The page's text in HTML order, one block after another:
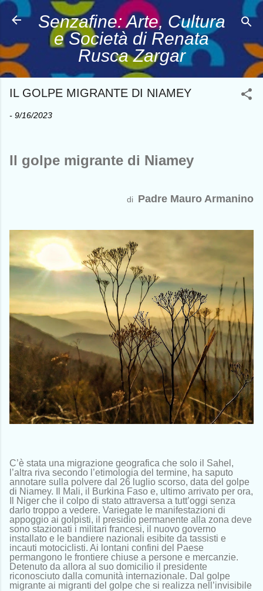
Passa ai contenuti principali
Senzafine: Arte, Cultura
e Società di Renata
Rusca Zargar
IL GOLPE MIGRANTE DI NIAMEY
- 9/16/2023
Il golpe migrante di Niamey
di Padre Mauro Armanino
C’è stata una migrazione geografica che solo il Sahel,
l’altra riva secondo l’etimologia del termine, ha saputo
annotare sulla polvere dal 26 luglio scorso, data del golpe
di Niamey. Il Mali, il Burkina Faso e, ultimo arrivato per ora,
Il Niger che il colpo di stato attraversa a tutt’oggi senza
darlo troppo a vedere. Variegate le manifestazioni di
appoggio ai golpisti, il presidio permanente alla zona deve
sono stazionati i militari francesi, il nuovo governo
installato e le bandiere nazionali esibite da tassisti e
incauti motociclisti. Ai lontani confini del Paese
permangono le frontiere chiuse a persone e mercanzie.
Detenuto da allora al suo domicilio il presidente
riconosciuto dalla comunità internazionale. Dal golpe
migrante ai migranti del golpe che si realizza nell’invisibile